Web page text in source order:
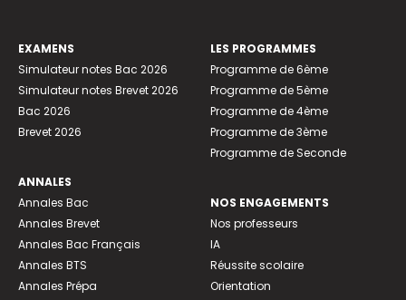
EXAMENS
Simulateur notes Bac 2026
Simulateur notes Brevet 2026
Bac 2026
Brevet 2026
ANNALES
Annales Bac
Annales Brevet
Annales Bac Français
Annales BTS
Annales Prépa
LES PROGRAMMES
Programme de 6ème
Programme de 5ème
Programme de 4ème
Programme de 3ème
Programme de Seconde
NOS ENGAGEMENTS
Nos professeurs
IA
Réussite scolaire
Orientation